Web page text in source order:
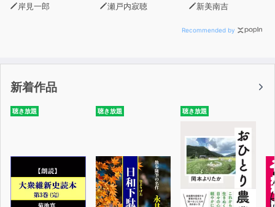
岸見一郎 瀬戸内寂聴 新美南吉
Recommended by
新着作品
聴き放題 聴き放題 聴き放題